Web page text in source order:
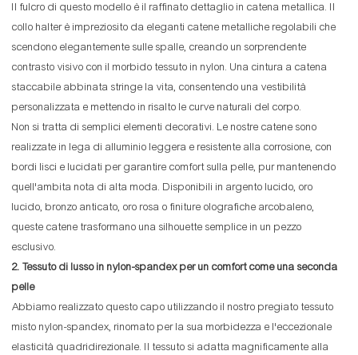
Il fulcro di questo modello è il raffinato dettaglio in catena metallica. Il
collo halter è impreziosito da eleganti catene metalliche regolabili che
scendono elegantemente sulle spalle, creando un sorprendente
contrasto visivo con il morbido tessuto in nylon. Una cintura a catena
staccabile abbinata stringe la vita, consentendo una vestibilità
personalizzata e mettendo in risalto le curve naturali del corpo.
Non si tratta di semplici elementi decorativi. Le nostre catene sono
realizzate in lega di alluminio leggera e resistente alla corrosione, con
bordi lisci e lucidati per garantire comfort sulla pelle, pur mantenendo
quell'ambita nota di alta moda. Disponibili in argento lucido, oro
lucido, bronzo anticato, oro rosa o finiture olografiche arcobaleno,
queste catene trasformano una silhouette semplice in un pezzo
esclusivo.
2. Tessuto di lusso in nylon-spandex per un comfort come una seconda
pelle
Abbiamo realizzato questo capo utilizzando il nostro pregiato tessuto
misto nylon-spandex, rinomato per la sua morbidezza e l'eccezionale
elasticità quadridirezionale. Il tessuto si adatta magnificamente alla